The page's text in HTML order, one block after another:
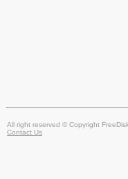
All right reserved © Copyright
Contact Us